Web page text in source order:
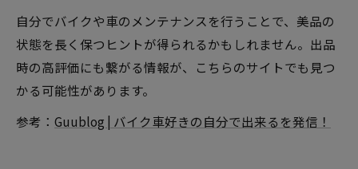
自分でバイクや車のメンテナンスを行うことで、美品の
状態を長く保つヒントが得られるかもしれません。出品
時の高評価にも繋がる情報が、こちらのサイトでも見つ
かる可能性があります。
参考： Guublog | バイク車好きの自分で出来るを発信！